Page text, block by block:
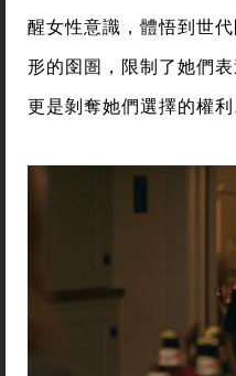
醒女性意識，體悟到世
形的囹圄，限制了她們
更是剝奪她們選擇的權利